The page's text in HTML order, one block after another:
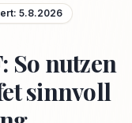
5.8.2026
So nutzen
sinnvoll